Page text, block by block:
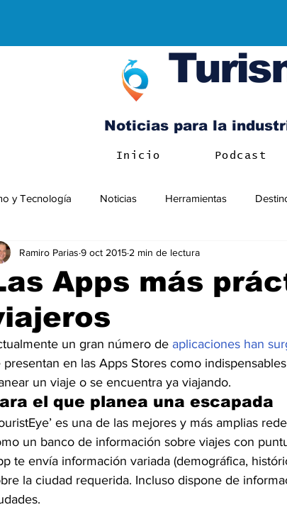
Noticias para la
Inicio Podcast
y Tecnología Noticias Herramientas
Apps más
Ramiro Parias 9 oct 2015 2 min de lectura
un gran número de aplicaciones han
presentan en las Apps Stores como
un viaje o se encuentra ya viajando.
el que planea una escapada
es una de las mejores y más amplias
un banco de información sobre viajes con
te envía información variada (demográfica,
la ciudad requerida. Incluso dispone de